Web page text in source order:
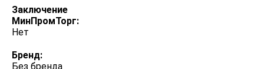
Заключение
МинПромТорг:
Нет
Бренд:
Без бренда